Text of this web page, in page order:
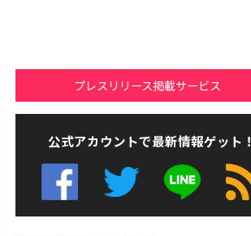
プレスリリース掲載サービス
公式アカウントで最新情報ゲット！